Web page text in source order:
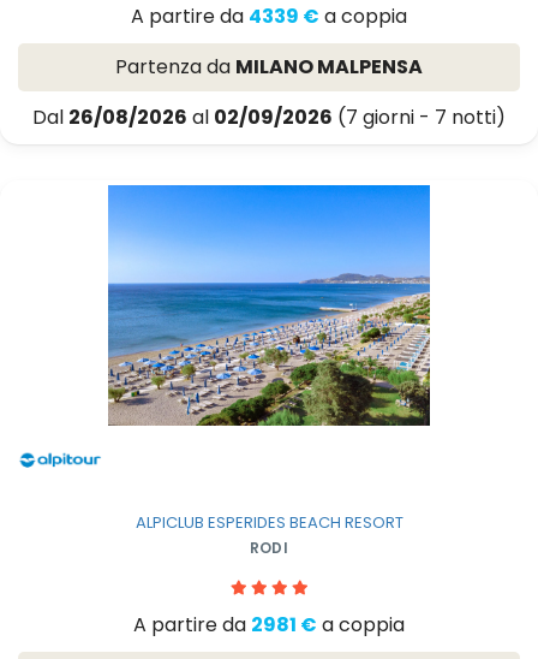
A partire da 4339 € a coppia
Partenza da MILANO MALPENSA
Dal 26/08/2026 al 02/09/2026 (7 giorni - 7 notti)
ALPICLUB ESPERIDES BEACH RESORT
RODI
A partire da 2981 € a coppia